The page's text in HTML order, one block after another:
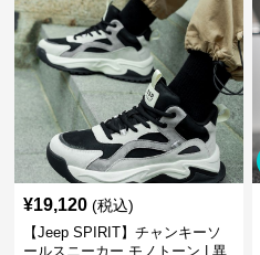
¥19,120 (税込)
【Jeep SPIRIT】チャンキーソ
ールスニーカー モノトーン | 異